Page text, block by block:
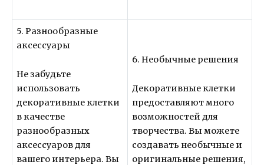
5. Разнообразные
аксессуары
Не забудьте
использовать
декоративные клетки
в качестве
разнообразных
аксессуаров для
вашего интерьера. Вы
6. Необычные решения
Декоративные клетки
предоставляют много
возможностей для
творчества. Вы можете
создавать необычные и
оригинальные решения,